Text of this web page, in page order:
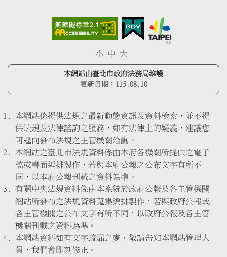
小 中 大
本網站由臺北市政府法務局維護
更新日期： 115.08.10
本網站係提供法規之最新動態資訊及資料檢索，並不提
供法規及法律諮詢之服務，如有法律上的疑義，建議您
可逕向發布法規之主管機關洽詢。
本網站之臺北市法規資料係由本府各機關所提供之電子
檔或書面編排製作，若與本府公報之公布文字有所不
同，以本府公報刊載之資料為準。
有關中央法規資料係由本系統於政府公報及各主管機關
網站所發布之法規資料蒐集編排製作，若與政府公報或
各主管機關之公布文字有所不同，以政府公報及各主管
機關刊載之資料為準。
本網站資料如有文字疏漏之處，敬請告知本網站管理人
員，我們會即刻修正。